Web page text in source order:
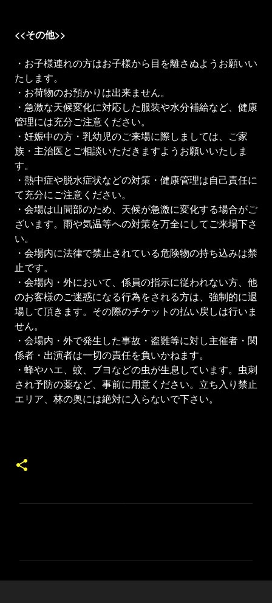
<<その他>>
・お子様連れの方はお子様から目を離さぬようお願いい
たします。
・お荷物のお預かりは出来ません。
・急激な天候変化に対応した服装や水分補給など、健康
管理には充分ご注意ください。
・妊娠中の方・乳幼児のご来場に際しましては、ご家
族・主治医とご相談いただきますようお願いいたしま
す。
・熱中症や脱水症状などの対策・健康管理は自己責任に
て充分にご注意ください。
・会場は山間部のため、天候が急激に変化する場合がご
ざいます。雨や気温等への対策を万全にしてご来場下さ
い。
・会場内に法律で禁止されている危険物の持ち込みは禁
止です。
・会場内・外において、係員の指示に従われない方、他
のお客様のご迷惑になる行為をされる方は、強制的に退
場して頂きます。その際のチケットの払い戻しは行いま
せん。
・会場内・外で発生した事故・盗難等に対し主催者・関
係者・出演者は一切の責任を負いかねます。
・蜂やハエ、蚊、ブヨなどの虫が生息しています。虫刺
され予防の薬など、事前に用意ください。立ち入り禁止
エリア、林の奥には絶対に入らないで下さい。